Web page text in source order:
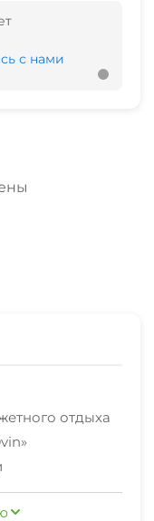
с нами
отдыха
с